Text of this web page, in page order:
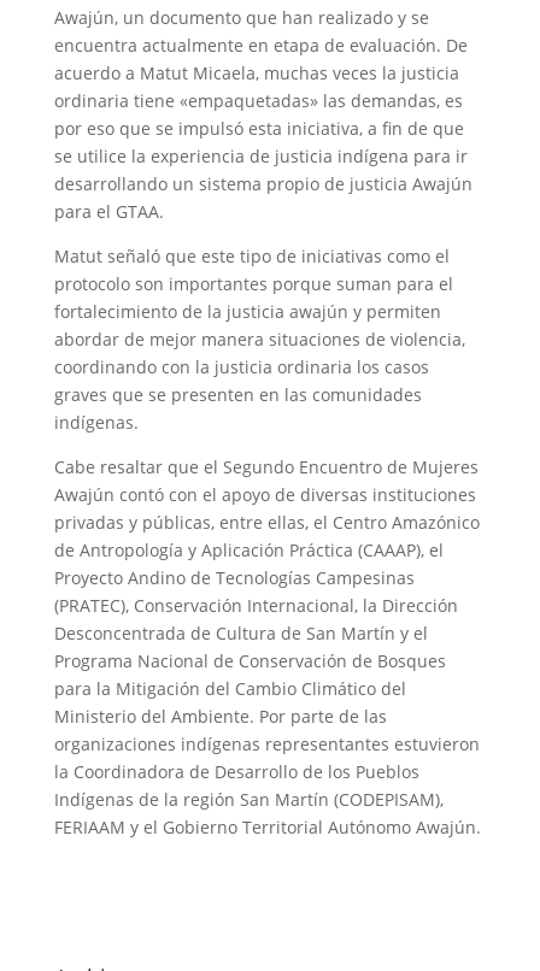
Awajún, un documento que han realizado y se
encuentra actualmente en etapa de evaluación. De
acuerdo a Matut Micaela, muchas veces la justicia
ordinaria tiene «empaquetadas» las demandas, es
por eso que se impulsó esta iniciativa, a fin de que
se utilice la experiencia de justicia indígena para ir
desarrollando un sistema propio de justicia Awajún
para el GTAA.
Matut señaló que este tipo de iniciativas como el
protocolo son importantes porque suman para el
fortalecimiento de la justicia awajún y permiten
abordar de mejor manera situaciones de violencia,
coordinando con la justicia ordinaria los casos
graves que se presenten en las comunidades
indígenas.
Cabe resaltar que el Segundo Encuentro de Mujeres
Awajún contó con el apoyo de diversas instituciones
privadas y públicas, entre ellas, el Centro Amazónico
de Antropología y Aplicación Práctica (CAAAP), el
Proyecto Andino de Tecnologías Campesinas
(PRATEC), Conservación Internacional, la Dirección
Desconcentrada de Cultura de San Martín y el
Programa Nacional de Conservación de Bosques
para la Mitigación del Cambio Climático del
Ministerio del Ambiente. Por parte de las
organizaciones indígenas representantes estuvieron
la Coordinadora de Desarrollo de los Pueblos
Indígenas de la región San Martín (CODEPISAM),
FERIAAM y el Gobierno Territorial Autónomo Awajún.